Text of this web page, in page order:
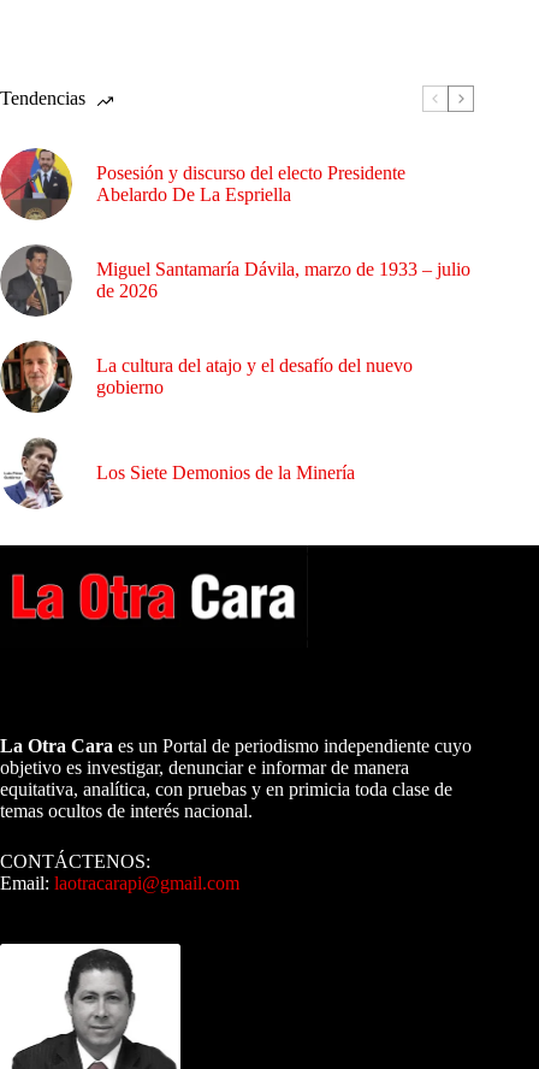
Tendencias
Posesión y discurso del electo Presidente
Abelardo De La Espriella
Miguel Santamaría Dávila, marzo de 1933 – julio
de 2026
La cultura del atajo y el desafío del nuevo
gobierno
Los Siete Demonios de la Minería
La Otra Cara es un Portal de periodismo independiente cuyo
objetivo es investigar, denunciar e informar de manera
equitativa, analítica, con pruebas y en primicia toda clase de
temas ocultos de interés nacional.
CONTÁCTENOS:
Email: laotracarapi@gmail.com